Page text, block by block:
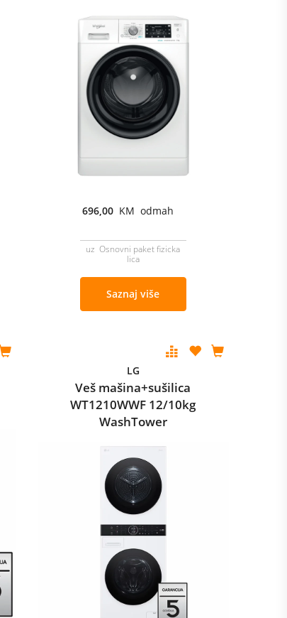
696,00 KM odmah
uz Osnovni paket fizicka
lica
Saznaj više
LG
Veš mašina+sušilica
WT1210WWF 12/10kg
WashTower